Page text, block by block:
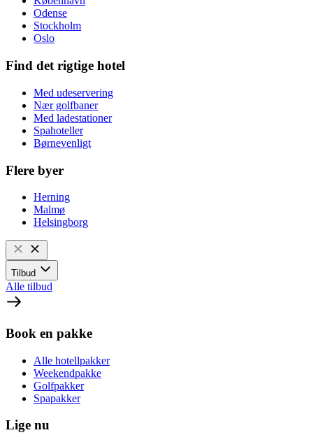
Odense
Stockholm
Oslo
Find det rigtige hotel
Med udeservering
Nær golfbaner
Med ladestationer
Spahoteller
Børnevenligt
Flere byer
Herning
Malmø
Helsingborg
Tilbud
Alle tilbud
Book en pakke
Alle hotellpakker
Weekendpakke
Golfpakker
Spapakker
Lige nu